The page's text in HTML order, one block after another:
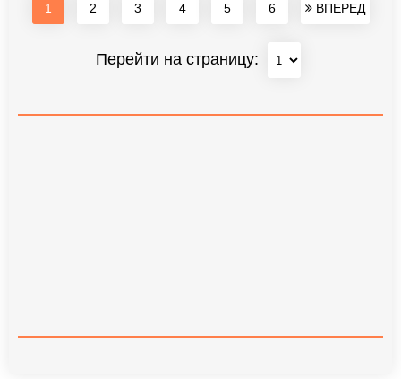
1 2 3 4 5 6 ВПЕРЕД
Перейти на страницу: